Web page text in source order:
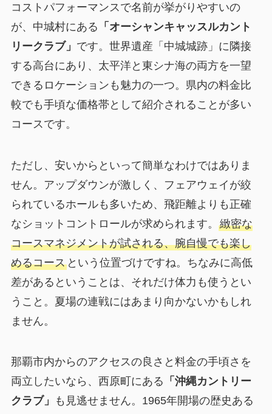
コストパフォーマンスで名前が挙がりやすいの
が、中城村にある 「オーシャンキャッスルカント
リークラブ」 です。世界遺産「中城城跡」に隣接
する高台にあり、太平洋と東シナ海の両方を一望
できるロケーションも魅力の一つ。県内の料金比
較でも手頃な価格帯として紹介されることが多い
コースです。
ただし、安いからといって簡単なわけではありま
せん。アップダウンが激しく、フェアウェイが絞
られているホールも多いため、飛距離よりも正確
なショットコントロールが求められます。 緻密な
コースマネジメントが試される、腕自慢でも楽し
めるコースという位置づけですね。ちなみに高低
差があるということは、それだけ体力も使うとい
うこと。夏場の連戦にはあまり向かないかもしれ
ません。
那覇市内からのアクセスの良さと料金の手頃さを
両立したいなら、西原町にある 「沖縄カントリー
クラブ」
も見逃せません。1965年開場の歴史ある